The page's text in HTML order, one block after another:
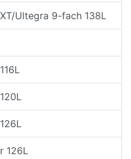
Ultegra 9-fach 138L
126L